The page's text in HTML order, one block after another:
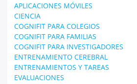
APLICACIONES MÓVILES
CIENCIA
COGNIFIT PARA COLEGIOS
COGNIFIT PARA FAMILIAS
COGNIFIT PARA INVESTIGADORES
ENTRENAMIENTO CEREBRAL
ENTRENAMIENTOS Y TAREAS
EVALUACIONES